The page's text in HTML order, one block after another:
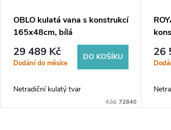
k
d
OBLO kulatá vana s konstrukcí
165x48cm, bílá
29 489 Kč
Dodání do měsíce
DO KOŠÍKU
Netradiční kulatý tvar
Kód:72840
26